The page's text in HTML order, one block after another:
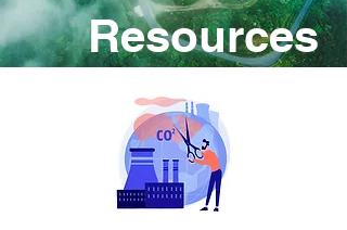
Resources